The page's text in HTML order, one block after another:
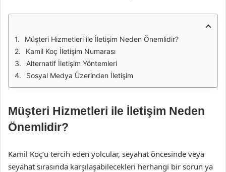
Müşteri Hizmetleri ile İletişim Neden Önemlidir?
Kamil Koç İletişim Numarası
Alternatif İletişim Yöntemleri
Sosyal Medya Üzerinden İletişim
Müşteri Hizmetleri ile İletişim Neden
Önemlidir?
Kamil Koç’u tercih eden yolcular, seyahat öncesinde veya
seyahat sırasında karşılaşabilecekleri herhangi bir sorun ya